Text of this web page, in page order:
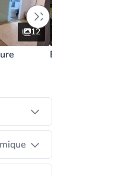
12
Extention de maison